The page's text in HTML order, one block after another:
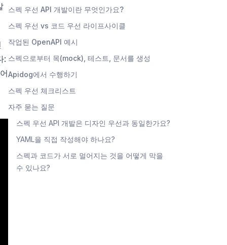
:
스펙 우선 API 개발이란 무엇인가요?
스펙 우선 vs 코드 우선 라이프사이클
작업된 OpenAPI 예시
스펙으로부터 목(mock), 테스트, 문서를 생성
Apidog에서 수행하기
스펙 우선 체크리스트
자주 묻는 질문
스펙 우선 API 개발은 디자인 우선과 동일한가요?
YAML을 직접 작성해야 하나요?
스펙과 코드가 서로 멀어지는 것을 어떻게 막을
수 있나요?